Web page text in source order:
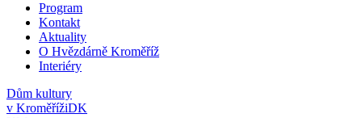
Program
Kontakt
Aktuality
O Hvězdárně Kroměříž
Interiéry
Dům kultury
v KroměřížiDK